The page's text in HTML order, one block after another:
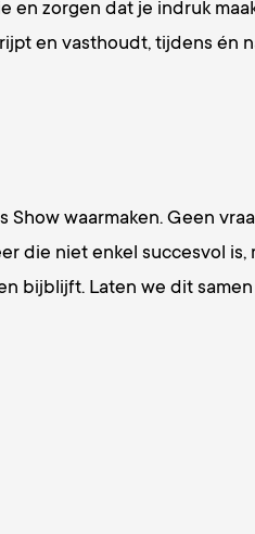
en zorgen dat je indruk
en vasthoudt, tijdens én
waarmaken. Geen
die niet enkel succesvol is,
bijblijft. Laten we dit